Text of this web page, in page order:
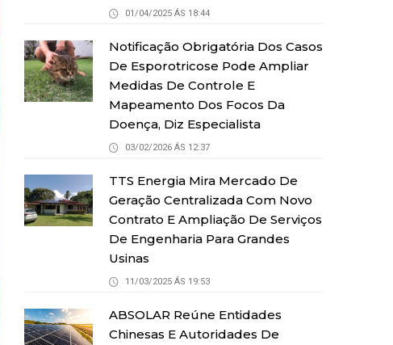
01/04/2025 ÁS 18:44
Notificação Obrigatória Dos Casos
De Esporotricose Pode Ampliar
Medidas De Controle E
Mapeamento Dos Focos Da
Doença, Diz Especialista
03/02/2026 ÁS 12:37
TTS Energia Mira Mercado De
Geração Centralizada Com Novo
Contrato E Ampliação De Serviços
De Engenharia Para Grandes
Usinas
11/03/2025 ÁS 19:53
ABSOLAR Reúne Entidades
Chinesas E Autoridades De